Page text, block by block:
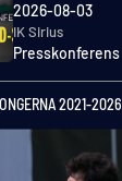
2026-08-03
IK Sirius
Presskonferens
2021-2026